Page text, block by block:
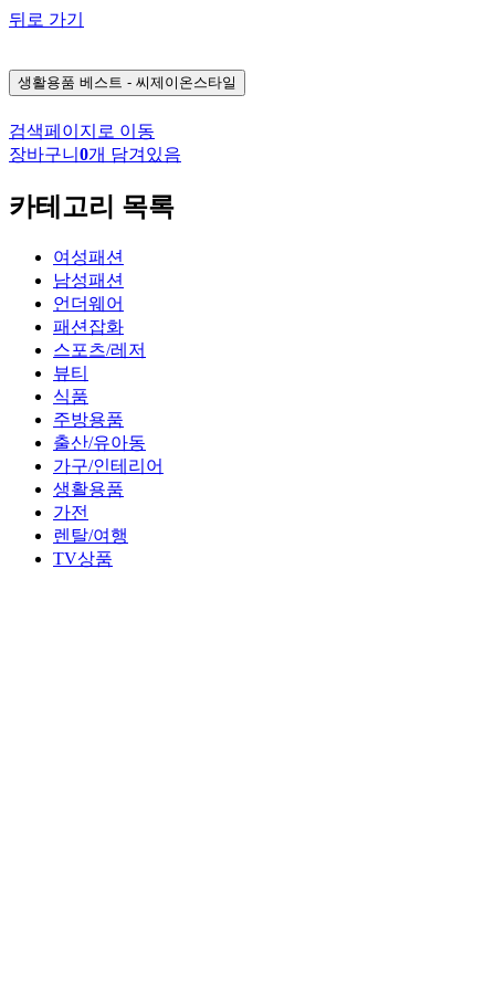
뒤로 가기
생활용품 베스트 - 씨제이온스타일
검색페이지로 이동
장바구니 0개 담겨있음
카테고리 목록
여성패션
남성패션
언더웨어
패션잡화
스포츠/레저
뷰티
식품
주방용품
출산/유아동
가구/인테리어
생활용품
가전
렌탈/여행
TV상품